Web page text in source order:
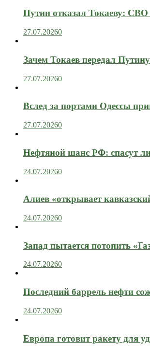
Путин отказал Токаеву: СВО
27.07.20260
Зачем Токаев передал
27.07.20260
Вслед за портами Одессы
27.07.20260
Нефтяной шанс РФ: спасут
24.07.20260
Алиев «открывает
24.07.20260
Запад пытается потопить
24.07.20260
Последний баррель нефти
24.07.20260
Европа готовит ракету для